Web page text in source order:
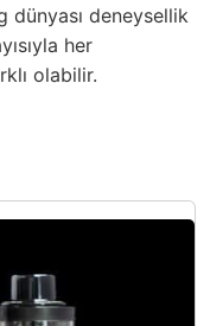
dünyası deneysellik
her
olabilir.